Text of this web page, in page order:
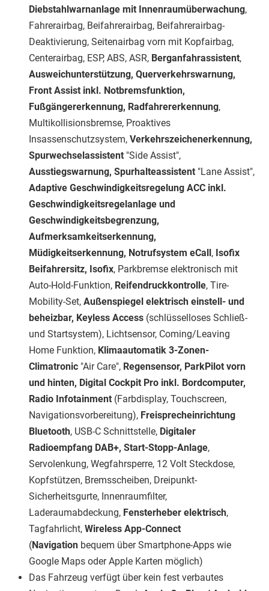
Diebstahlwarnanlage mit Innenraumüberwachung,
Fahrerairbag, Beifahrerairbag, Beifahrerairbag-
Deaktivierung, Seitenairbag vorn mit Kopfairbag,
Centerairbag, ESP, ABS, ASR, Berganfahrassistent,
Ausweichunterstützung, Querverkehrswarnung,
Front Assist inkl. Notbremsfunktion,
Fußgängererkennung, Radfahrererkennung,
Multikollisionsbremse, Proaktives
Insassenschutzsystem, Verkehrszeichenerkennung,
Spurwechselassistent "Side Assist",
Ausstiegswarnung, Spurhalteassistent "Lane Assist",
Adaptive Geschwindigkeitsregelung ACC inkl.
Geschwindigkeitsregelanlage und
Geschwindigkeitsbegrenzung,
Aufmerksamkeitserkennung,
Müdigkeitserkennung, Notrufsystem eCall , Isofix
Beifahrersitz, Isofix, Parkbremse elektronisch mit
Auto-Hold-Funktion, Reifendruckkontrolle, Tire-
Mobility-Set, Außenspiegel elektrisch einstell- und
beheizbar, Keyless Access (schlüsselloses Schließ-
und Startsystem), Lichtsensor, Coming/Leaving
Home Funktion, Klimaautomatik 3-Zonen-
Climatronic "Air Care", Regensensor, ParkPilot vorn
und hinten, Digital Cockpit Pro inkl. Bordcomputer,
Radio Infotainment (Farbdisplay, Touchscreen,
Navigationsvorbereitung), Freisprecheinrichtung
Bluetooth, USB-C Schnittstelle, Digitaler
Radioempfang DAB+, Start-Stopp-Anlage,
Servolenkung, Wegfahrsperre, 12 Volt Steckdose,
Kopfstützen, Bremsscheiben, Dreipunkt-
Sicherheitsgurte, Innenraumfilter,
Laderaumabdeckung, Fensterheber elektrisch,
Tagfahrlicht, Wireless App-Connect
(Navigation bequem über Smartphone-Apps wie
Google Maps oder Apple Karten möglich)
Das Fahrzeug verfügt über kein fest verbautes